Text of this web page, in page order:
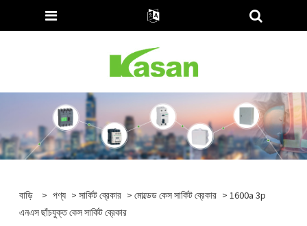
বাড়ি > পণ্য >সার্কিট ব্রেকার >মোল্ডেড কেস সার্কিট ব্রেকার > 1600a 3p
এনএস ছাঁচযুক্ত কেস সার্কিট ব্রেকার